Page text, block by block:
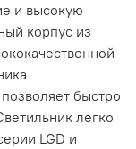
и высокую
корпус из
быстро
легко
LGD и